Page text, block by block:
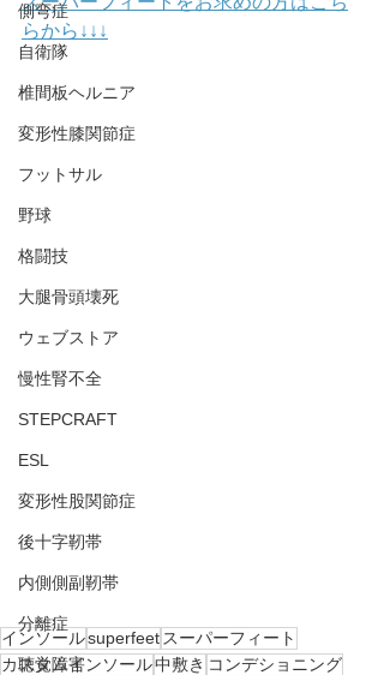
側弯症
自衛隊
椎間板ヘルニア
変形性膝関節症
フットサル
野球
格闘技
大腿骨頭壊死
ウェブストア
慢性腎不全
STEPCRAFT
ESL
変形性股関節症
後十字靭帯
内側側副靭帯
分離症
聴覚障害
らから↓↓↓
インソールsuperfeet スーパーフィート
カスタムインソール中敷き コンデショニング